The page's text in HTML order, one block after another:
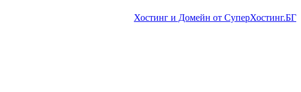
Хостинг и Домейн от СуперХостинг.БГ